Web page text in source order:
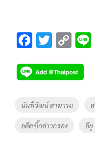
F
e
b
o
o
k
T
tt
er
C
p
y
Li
Tags
นันทิวัฒน์ สามารถ
อดีตบิ๊กข่าวกรอง อียู